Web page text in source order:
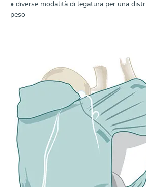
• diverse modalità di legatura per una
peso